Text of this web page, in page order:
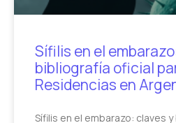
Sífilis en el
bibliografía oficial
Residencias en
Sífilis en el embarazo: claves